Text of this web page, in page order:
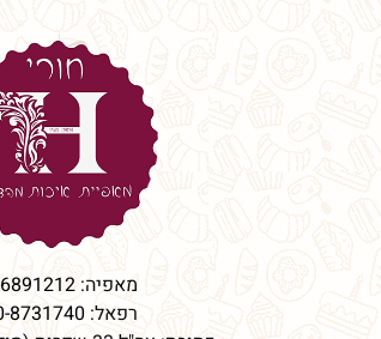
מאפיה:
רפאל: 8731740